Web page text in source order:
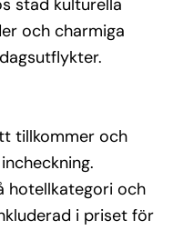
stad kulturella
och charmiga
tillkommer och
hotellkategori och
i priset för